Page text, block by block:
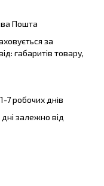
Пошта
за
габаритів товару,
7 робочих днів
залежно від